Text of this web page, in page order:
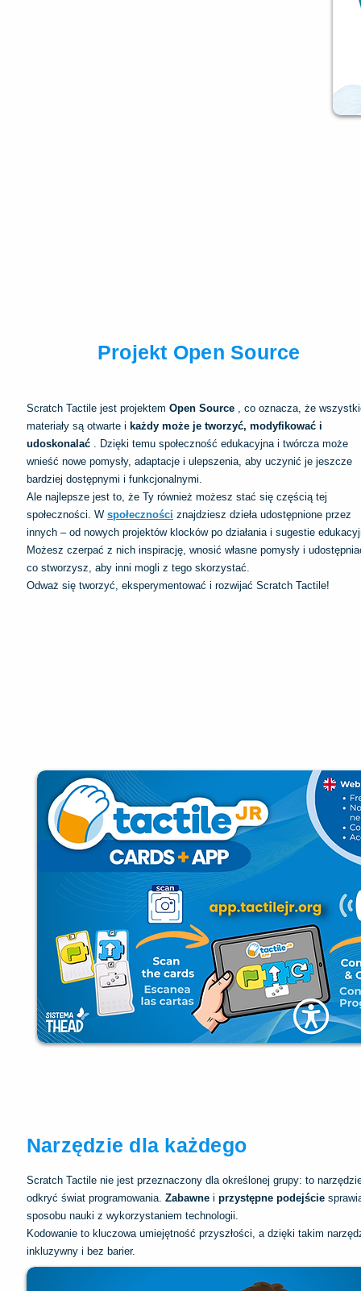
Projekt Open Source
Scratch Tactile jest projektem Open Source , co oznacza, że
materiały są otwarte i każdy może je tworzyć, modyfikować i
udoskonalać . Dzięki temu społeczność edukacyjna i twórcza może
wnieść nowe pomysły, adaptacje i ulepszenia, aby uczynić je jeszcze
bardziej dostępnymi i funkcjonalnymi.
Ale najlepsze jest to, że Ty również możesz stać się częścią tej
społeczności. W społeczności znajdziesz dzieła udostępnione przez
innych – od nowych projektów klocków po działania i sugestie
Możesz czerpać z nich inspirację, wnosić własne pomysły i
co stworzysz, aby inni mogli z tego skorzystać.
Odważ się tworzyć, eksperymentować i rozwijać Scratch Tactile!
Narzędzie dla każdego
Scratch Tactile nie jest przeznaczony dla określonej grupy: to
odkryć świat programowania. Zabawne i przystępne podejście
sposobu nauki z wykorzystaniem technologii.
Kodowanie to kluczowa umiejętność przyszłości, a dzięki takim
inkluzywny i bez barier.